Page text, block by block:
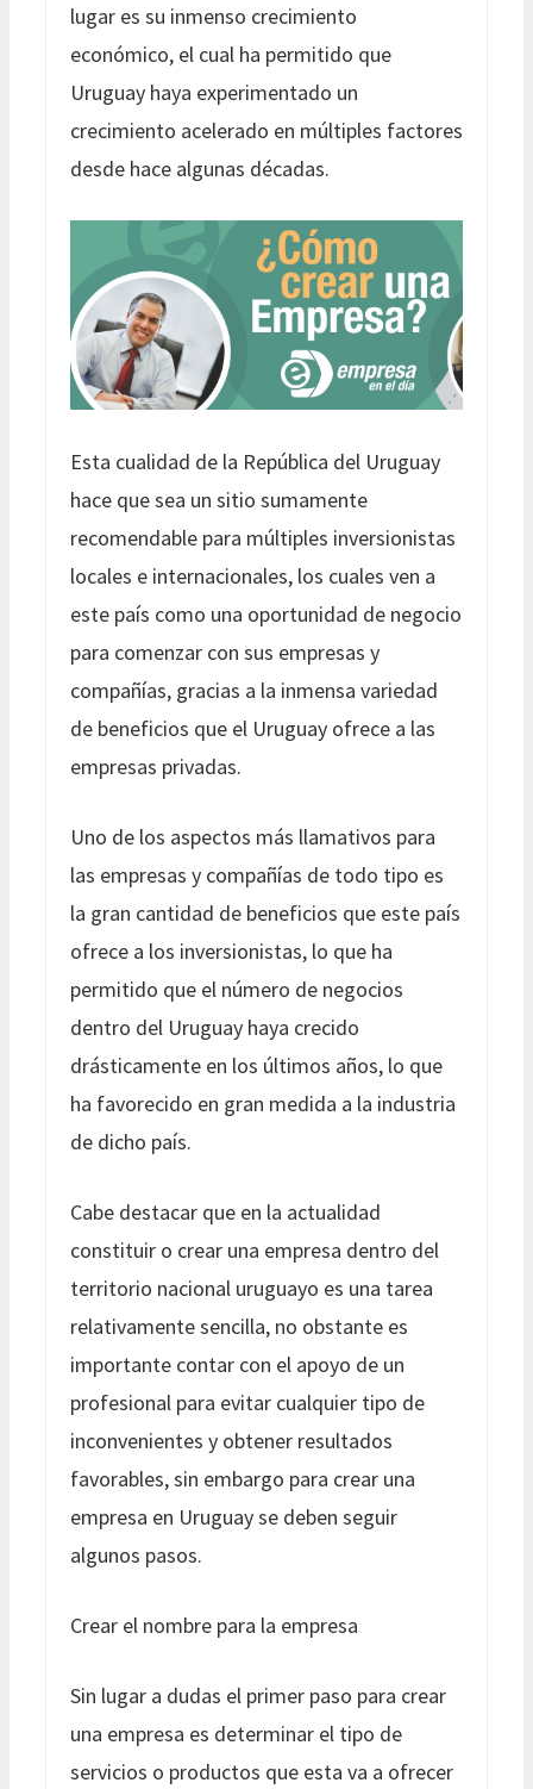
lugar es su inmenso crecimiento
económico, el cual ha permitido que
Uruguay haya experimentado un
crecimiento acelerado en múltiples factores
desde hace algunas décadas.
Esta cualidad de la República del Uruguay
hace que sea un sitio sumamente
recomendable para múltiples inversionistas
locales e internacionales, los cuales ven a
este país como una oportunidad de negocio
para comenzar con sus empresas y
compañías, gracias a la inmensa variedad
de beneficios que el Uruguay ofrece a las
empresas privadas.
Uno de los aspectos más llamativos para
las empresas y compañías de todo tipo es
la gran cantidad de beneficios que este país
ofrece a los inversionistas, lo que ha
permitido que el número de negocios
dentro del Uruguay haya crecido
drásticamente en los últimos años, lo que
ha favorecido en gran medida a la industria
de dicho país.
Cabe destacar que en la actualidad
constituir o crear una empresa dentro del
territorio nacional uruguayo es una tarea
relativamente sencilla, no obstante es
importante contar con el apoyo de un
profesional para evitar cualquier tipo de
inconvenientes y obtener resultados
favorables, sin embargo para crear una
empresa en Uruguay se deben seguir
algunos pasos.
Crear el nombre para la empresa
Sin lugar a dudas el primer paso para crear
una empresa es determinar el tipo de
servicios o productos que esta va a ofrecer